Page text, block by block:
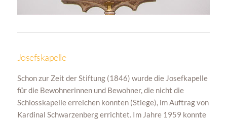
Josefskapelle
Schon zur Zeit der Stiftung (1846) wurde die Josefkapelle
für die Bewohnerinnen und Bewohner, die nicht die
Schlosskapelle erreichen konnten (Stiege), im Auftrag von
Kardinal Schwarzenberg errichtet. Im Jahre 1959 konnte